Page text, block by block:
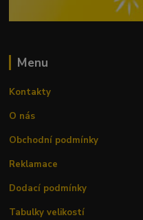
Menu
Kontakty
O nás
Obchodní podmínky
Reklamace
Dodací podmínky
Tabulky velikostí